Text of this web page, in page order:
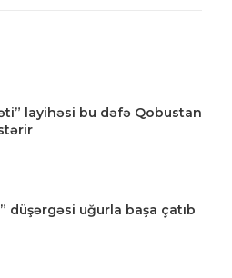
layihəsi bu dəfə Qobustan
düşərgəsi uğurla başa çatıb